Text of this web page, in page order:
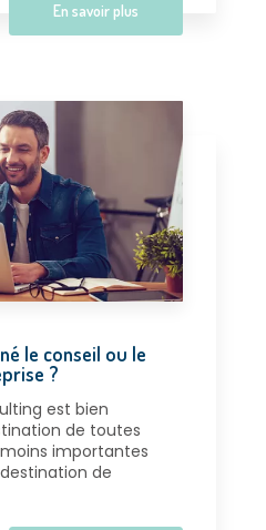
En savoir plus
le conseil ou le
?
est bien
de toutes
importantes
de